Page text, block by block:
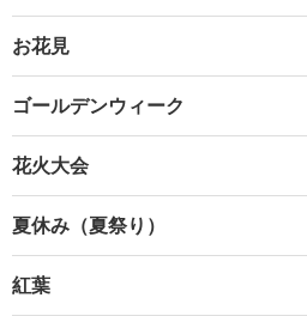
お花見
ゴールデンウィーク
花火大会
夏休み（夏祭り）
紅葉